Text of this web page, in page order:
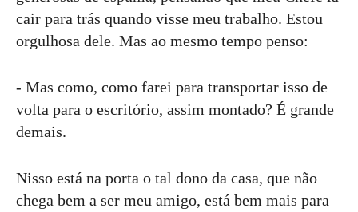
cair para trás quando visse meu trabalho. Estou
orgulhosa dele. Mas ao mesmo tempo penso:
- Mas como, como farei para transportar isso de
volta para o escritório, assim montado? É grande
demais.
Nisso está na porta o tal dono da casa, que não
chega bem a ser meu amigo, está bem mais para